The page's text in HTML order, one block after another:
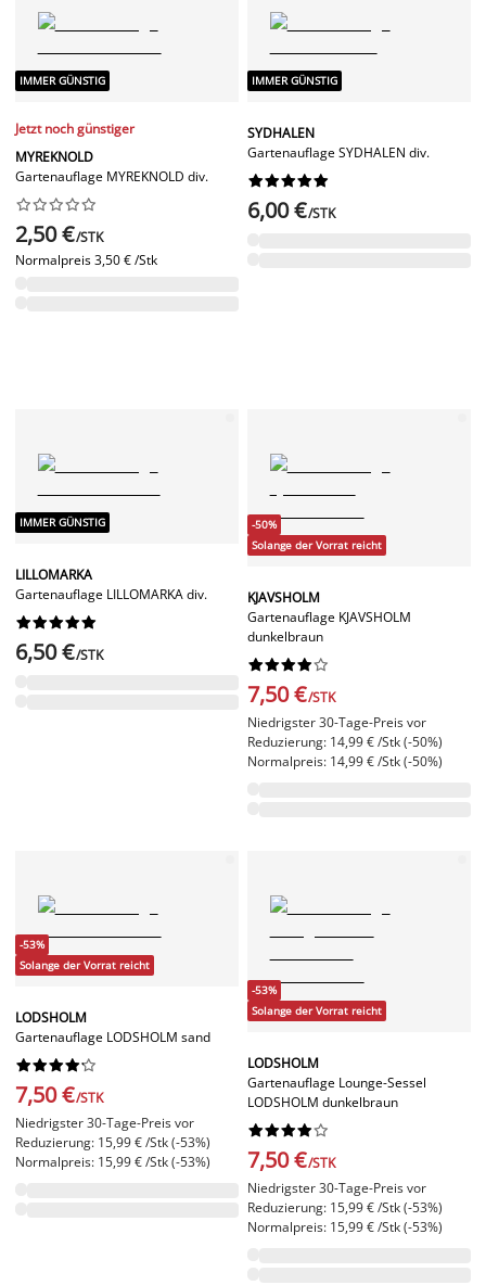
IMMER GÜNSTIG
Jetzt noch günstiger
MYREKNOLD
Gartenauflage MYREKNOLD div.






2,50 €/STK
Normalpreis3,50 € /Stk
IMMER GÜNSTIG
SYDHALEN
Gartenauflage SYDHALEN div.






6,00 €/STK
IMMER GÜNSTIG
LILLOMARKA
Gartenauflage LILLOMARKA div.






6,50 €/STK
-50%
Solange der Vorrat reicht
KJAVSHOLM
Gartenauflage KJAVSHOLM
dunkelbraun






7,50 €/STK
Niedrigster 30-Tage-Preis vor
Reduzierung: 14,99 € /Stk (-50%)
Normalpreis: 14,99 € /Stk (-50%)
-53%
Solange der Vorrat reicht
LODSHOLM
Gartenauflage LODSHOLM sand






7,50 €/STK
Niedrigster 30-Tage-Preis vor
Reduzierung: 15,99 € /Stk (-53%)
Normalpreis: 15,99 € /Stk (-53%)
-53%
Solange der Vorrat reicht
LODSHOLM
Gartenauflage Lounge-Sessel
LODSHOLM dunkelbraun






7,50 €/STK
Niedrigster 30-Tage-Preis vor
Reduzierung: 15,99 € /Stk (-53%)
Normalpreis: 15,99 € /Stk (-53%)